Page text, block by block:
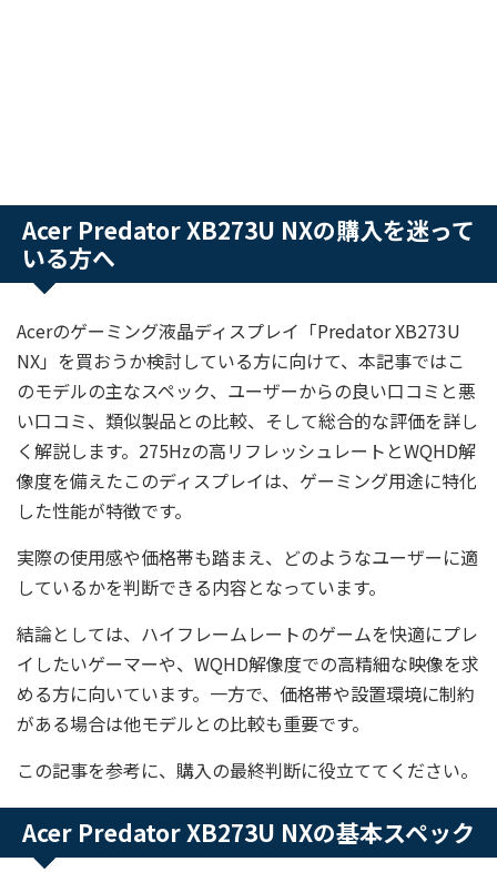
Acer Predator XB273U NXの購入を迷って
いる方へ
Acerのゲーミング液晶ディスプレイ「Predator XB273U
NX」を買おうか検討している方に向けて、本記事ではこ
のモデルの主なスペック、ユーザーからの良い口コミと悪
い口コミ、類似製品との比較、そして総合的な評価を詳し
く解説します。275Hzの高リフレッシュレートとWQHD解
像度を備えたこのディスプレイは、ゲーミング用途に特化
した性能が特徴です。
実際の使用感や価格帯も踏まえ、どのようなユーザーに適
しているかを判断できる内容となっています。
結論としては、ハイフレームレートのゲームを快適にプレ
イしたいゲーマーや、WQHD解像度での高精細な映像を求
める方に向いています。一方で、価格帯や設置環境に制約
がある場合は他モデルとの比較も重要です。
この記事を参考に、購入の最終判断に役立ててください。
Acer Predator XB273U NXの基本スペック